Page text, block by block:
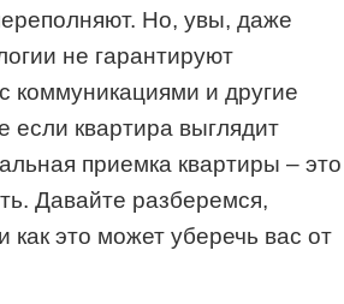
Но, увы, даже
не гарантируют
коммуникациями и другие
если квартира выглядит
приемка квартиры – это
Давайте разберемся,
как это может уберечь вас от